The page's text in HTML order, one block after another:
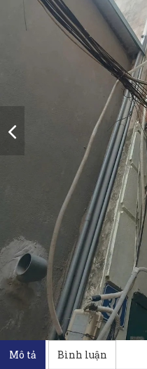
Mô tả Bình luận